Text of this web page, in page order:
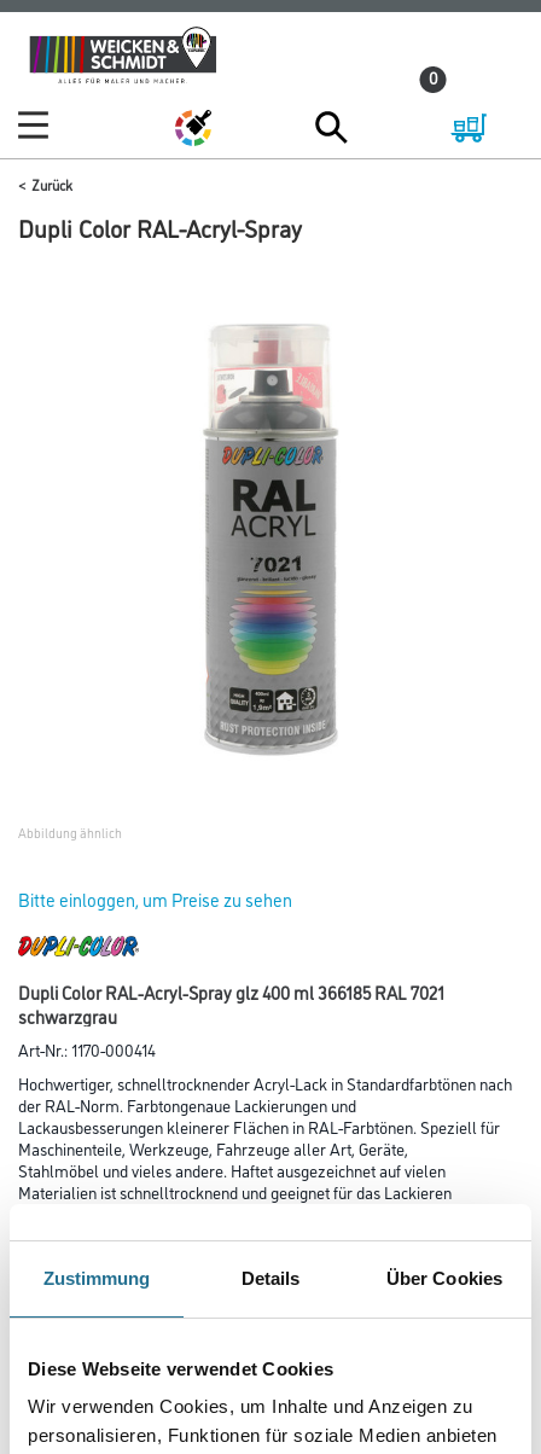
Zustimmung Details Über Cookies
Diese Webseite verwendet Cookies
Wir verwenden Cookies, um Inhalte und Anzeigen zu
personalisieren, Funktionen für soziale Medien anbieten
Zum
Inhalt
Zum
Navigationsmenü
0
Zurück
Dupli Color RAL-Acryl-Spray
Abbildung ähnlich
Bitte einloggen, um Preise zu sehen
Dupli Color RAL-Acryl-Spray glz 400 ml 366185 RAL 7021
schwarzgrau
Art-Nr.:1170-000414
Hochwertiger, schnelltrocknender Acryl-Lack in Standardfarbtönen nach
der RAL-Norm. Farbtongenaue Lackierungen und
Lackausbesserungen kleinerer Flächen in RAL-Farbtönen. Speziell für
Maschinenteile, Werkzeuge, Fahrzeuge aller Art, Geräte,
Stahlmöbel und vieles andere. Haftet ausgezeichnet auf vielen
Materialien ist schnelltrocknend und geeignet für das Lackieren
Glanzgrad